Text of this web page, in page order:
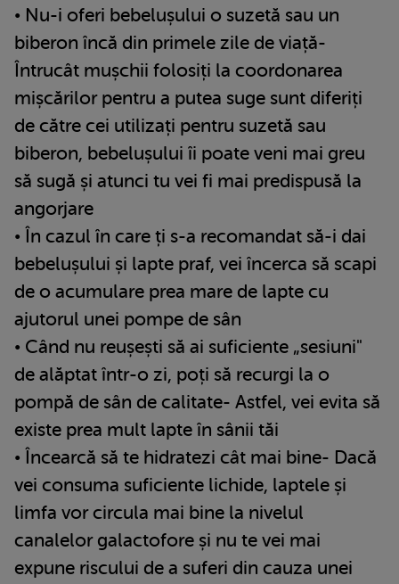
• Nu-i oferi bebelușului o suzetă sau un
biberon încă din primele zile de viață-
Întrucât mușchii folosiți la coordonarea
mișcărilor pentru a putea suge sunt diferiți
de către cei utilizați pentru suzetă sau
biberon, bebelușului îi poate veni mai greu
să sugă și atunci tu vei fi mai predispusă la
angorjare
• În cazul în care ți s-a recomandat să-i dai
bebelușului și lapte praf, vei încerca să scapi
de o acumulare prea mare de lapte cu
ajutorul unei pompe de sân
• Când nu reușești să ai suficiente „sesiuni"
de alăptat într-o zi, poți să recurgi la o
pompă de sân de calitate- Astfel, vei evita să
existe prea mult lapte în sânii tăi
• Încearcă să te hidratezi cât mai bine- Dacă
vei consuma suficiente lichide, laptele și
limfa vor circula mai bine la nivelul
canalelor galactofore și nu te vei mai
expune riscului de a suferi din cauza unei